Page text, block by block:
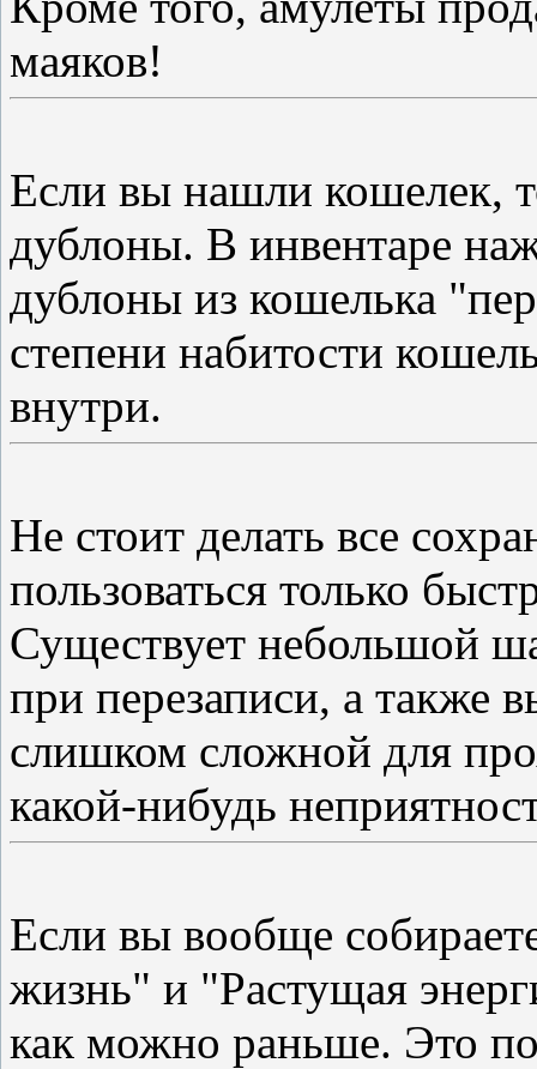
маяков!
Если вы нашли кошелек,
дублоны. В инвентаре
дублоны из кошелька
степени набитости
внутри.
Не стоит делать все
пользоваться только
Существует небольшой
при перезаписи, а также
слишком сложной для
какой-нибудь
Если вы вообще
жизнь" и "Растущая
как можно раньше. Это